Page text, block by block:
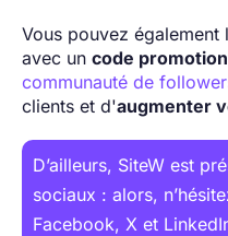
Vous pouvez
avec un code
communauté de
clients et d'augmenter
D’ailleurs, SiteW est
sociaux : alors,
Facebook, X et